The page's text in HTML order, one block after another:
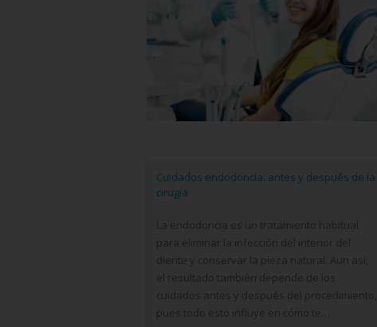
Cuidados endodoncia: antes y después de la
cirugía
La endodoncia es un tratamiento habitual
para eliminar la infección del interior del
diente y conservar la pieza natural. Aun así,
el resultado también depende de los
cuidados antes y después del procedimiento,
pues todo esto influye en cómo te…